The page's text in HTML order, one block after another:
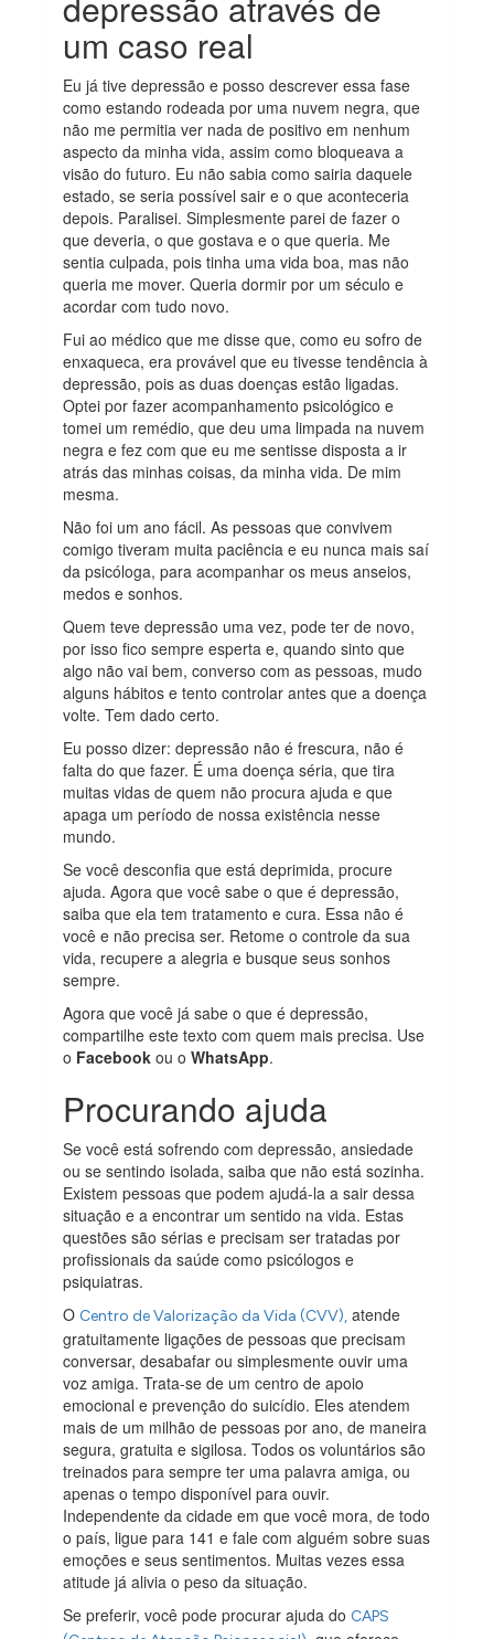
um caso real
Eu já tive depressão e posso descrever essa fase
como estando rodeada por uma nuvem negra, que
não me permitia ver nada de positivo em nenhum
aspecto da minha vida, assim como bloqueava a
visão do futuro. Eu não sabia como sairia daquele
estado, se seria possível sair e o que aconteceria
depois. Paralisei. Simplesmente parei de fazer o
que deveria, o que gostava e o que queria. Me
sentia culpada, pois tinha uma vida boa, mas não
queria me mover. Queria dormir por um século e
acordar com tudo novo.
Fui ao médico que me disse que, como eu sofro de
enxaqueca, era provável que eu tivesse tendência à
depressão, pois as duas doenças estão ligadas.
Optei por fazer acompanhamento psicológico e
tomei um remédio, que deu uma limpada na nuvem
negra e fez com que eu me sentisse disposta a ir
atrás das minhas coisas, da minha vida. De mim
mesma.
Não foi um ano fácil. As pessoas que convivem
comigo tiveram muita paciência e eu nunca mais saí
da psicóloga, para acompanhar os meus anseios,
medos e sonhos.
Quem teve depressão uma vez, pode ter de novo,
por isso fico sempre esperta e, quando sinto que
algo não vai bem, converso com as pessoas, mudo
alguns hábitos e tento controlar antes que a doença
volte. Tem dado certo.
Eu posso dizer: depressão não é frescura, não é
falta do que fazer. É uma doença séria, que tira
muitas vidas de quem não procura ajuda e que
apaga um período de nossa existência nesse
mundo.
Se você desconfia que está deprimida, procure
ajuda. Agora que você sabe o que é depressão,
saiba que ela tem tratamento e cura. Essa não é
você e não precisa ser. Retome o controle da sua
vida, recupere a alegria e busque seus sonhos
sempre.
Agora que você já sabe o que é depressão,
compartilhe este texto com quem mais precisa. Use
o Facebook ou oWhatsApp.
Procurando ajuda
Se você está sofrendo com depressão, ansiedade
ou se sentindo isolada, saiba que não está sozinha.
Existem pessoas que podem ajudá-la a sair dessa
situação e a encontrar um sentido na vida. Estas
questões são sérias e precisam ser tratadas por
profissionais da saúde como psicólogos e
psiquiatras.
O Centro de Valorização da Vida (CVV), atende
gratuitamente ligações de pessoas que precisam
conversar, desabafar ou simplesmente ouvir uma
voz amiga. Trata-se de um centro de apoio
emocional e prevenção do suicídio. Eles atendem
mais de um milhão de pessoas por ano, de maneira
segura, gratuita e sigilosa. Todos os voluntários são
treinados para sempre ter uma palavra amiga, ou
apenas o tempo disponível para ouvir.
Independente da cidade em que você mora, de todo
o país, ligue para 141 e fale com alguém sobre suas
emoções e seus sentimentos. Muitas vezes essa
atitude já alivia o peso da situação.
Se preferir, você pode procurar ajuda do CAPS